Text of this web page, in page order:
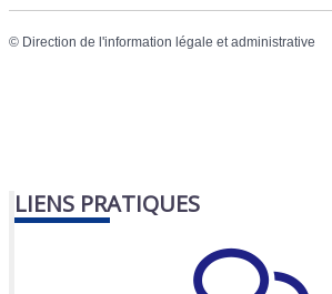
© Direction de l'information légale et administrative
LIENS PRATIQUES